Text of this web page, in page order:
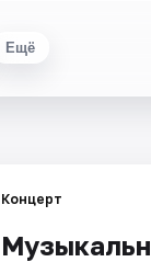
Ещё
Концерт